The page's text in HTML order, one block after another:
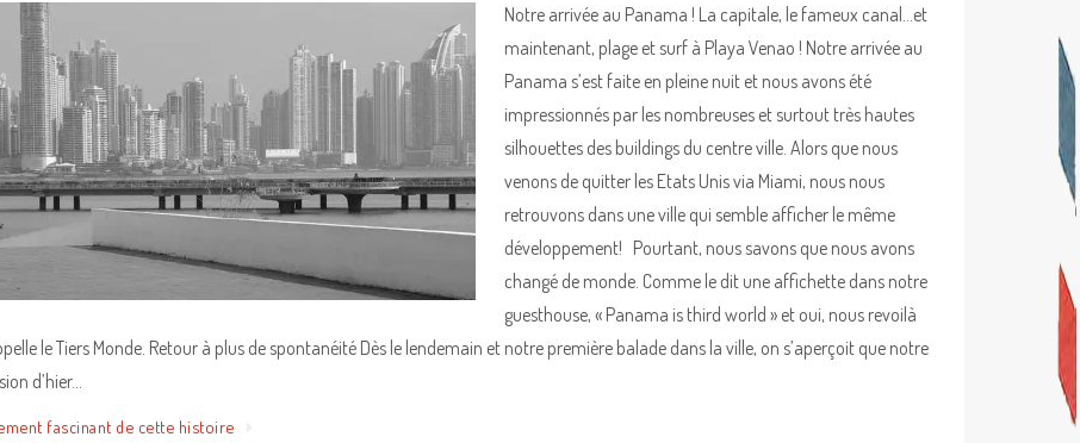
Notre arrivée au Panama ! La capitale, le fameux canal…et
maintenant, plage et surf à Playa Venao ! Notre arrivée au
Panama s’est faite en pleine nuit et nous avons été
impressionnés par les nombreuses et surtout très hautes
silhouettes des buildings du centre ville. Alors que nous
venons de quitter les Etats Unis via Miami, nous nous
retrouvons dans une ville qui semble afficher le même
développement! Pourtant, nous savons que nous avons
changé de monde. Comme le dit une affichette dans notre
guesthouse, « Panama is third world » et oui, nous revoilà
le Tiers Monde. Retour à plus de spontanéité Dès le lendemain et notre première balade dans la ville, on s’aperçoit que notre
d’hier…
fascinant de cette histoire